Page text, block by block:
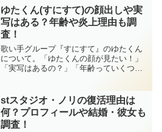
りますよね。そこで今回は、元コーラス
部のメンバー、大学、名前、プロフィー
ルなどを調査してみました。
ゆたくん(すにすて)の顔出しや実
写はある？年齢や炎上理由も調
査！
歌い手グループ『すにすて』のゆたくん
について。「ゆたくんの顔が見たい！」
「実写はあるの？」「年齢っていくつな
さらに、前に所属していた『まぎすと』
からの脱退理由や、大好きな『すとぷ
り』との関係についても詳しくお話しし
ますね。
stスタジオ・ノリの復活理由は
何？プロフィールや結婚・彼女も
調査！